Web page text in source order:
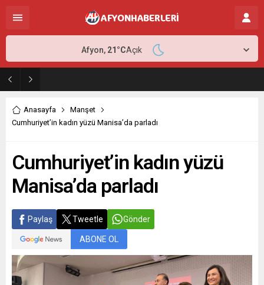
Afyon, 21°CAçık
Anasayfa
Manşet
Cumhuriyet’in kadın yüzü Manisa’da parladı
Cumhuriyet’in kadın yüzü
Manisa’da parladı
Paylaş Tweetle Gönder
ABONE OL